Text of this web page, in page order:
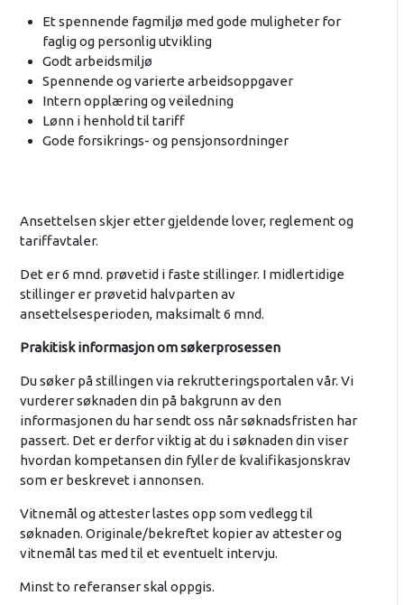
Et spennende fagmiljø med gode muligheter for
faglig og personlig utvikling
Godt arbeidsmiljø
Spennende og varierte arbeidsoppgaver
Intern opplæring og veiledning
Lønn i henhold til tariff
Gode forsikrings- og pensjonsordninger
Ansettelsen skjer etter gjeldende lover, reglement og
tariffavtaler.
Det er 6 mnd. prøvetid i faste stillinger. I midlertidige
stillinger er prøvetid halvparten av
ansettelsesperioden, maksimalt 6 mnd.
Prakitisk informasjon om søkerprosessen
Du søker på stillingen via rekrutteringsportalen vår. Vi
vurderer søknaden din på bakgrunn av den
informasjonen du har sendt oss når søknadsfristen har
passert. Det er derfor viktig at du i søknaden din viser
hvordan kompetansen din fyller de kvalifikasjonskrav
som er beskrevet i annonsen.
Vitnemål og attester lastes opp som vedlegg til
søknaden. Originale/bekreftet kopier av attester og
vitnemål tas med til et eventuelt intervju.
Minst to referanser skal oppgis.